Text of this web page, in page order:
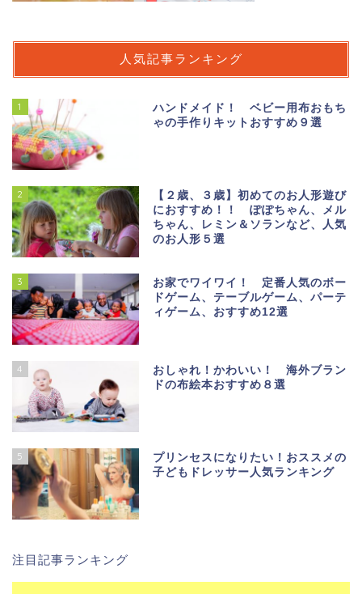
人気記事ランキング
1
ハンドメイド！ ベビー用布おもち
ゃの手作りキットおすすめ９選
2
【２歳、３歳】初めてのお人形遊び
におすすめ！！ ぽぽちゃん、メル
ちゃん、レミン＆ソランなど、人気
のお人形５選
3
お家でワイワイ！ 定番人気のボー
ドゲーム、テーブルゲーム、パーテ
ィゲーム、おすすめ12選
4
おしゃれ！かわいい！ 海外ブラン
ドの布絵本おすすめ８選
5
プリンセスになりたい！おススメの
子どもドレッサー人気ランキング
注目記事ランキング